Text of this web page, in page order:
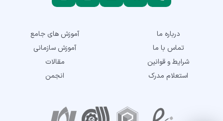
درباره ما
تماس با ما
شرایط و قوانین
استعلام مدرک
آموزش های جامع
آموزش سازمانی
مقالات
انجمن
نمادهای اعتماد